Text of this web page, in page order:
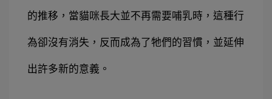
的推移，當貓咪長大並不再需要哺乳時，這種行
為卻沒有消失，反而成為了牠們的習慣，並延伸
出許多新的意義。